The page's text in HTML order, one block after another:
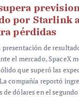
por Starlink
pérdidas
presentación de
el mercado, SpaceX
que superó las
compañía reportó
de dólares en el